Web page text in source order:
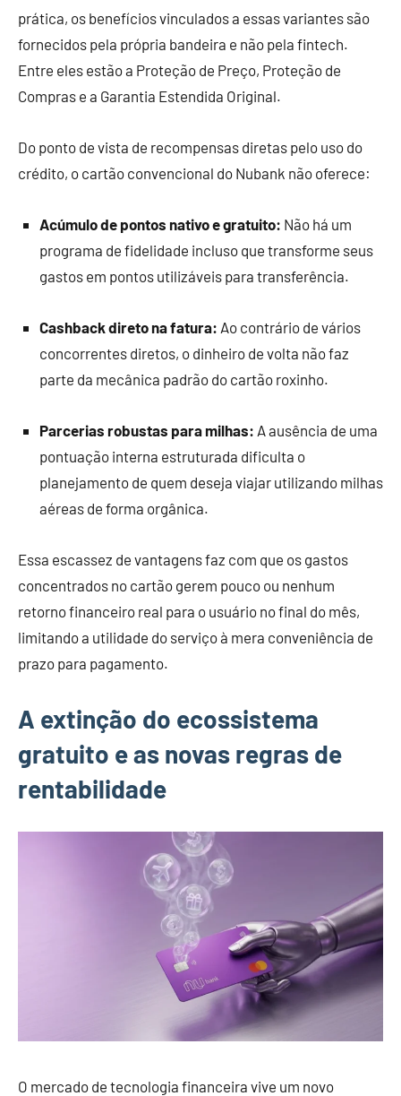
prática, os benefícios vinculados a essas variantes são
fornecidos pela própria bandeira e não pela fintech.
Entre eles estão a Proteção de Preço, Proteção de
Compras e a Garantia Estendida Original.
Do ponto de vista de recompensas diretas pelo uso do
crédito, o cartão convencional do Nubank não oferece:
Acúmulo de pontos nativo e gratuito: Não há um
programa de fidelidade incluso que transforme seus
gastos em pontos utilizáveis para transferência.
Cashback direto na fatura: Ao contrário de vários
concorrentes diretos, o dinheiro de volta não faz
parte da mecânica padrão do cartão roxinho.
Parcerias robustas para milhas: A ausência de uma
pontuação interna estruturada dificulta o
planejamento de quem deseja viajar utilizando milhas
aéreas de forma orgânica.
Essa escassez de vantagens faz com que os gastos
concentrados no cartão gerem pouco ou nenhum
retorno financeiro real para o usuário no final do mês,
limitando a utilidade do serviço à mera conveniência de
prazo para pagamento.
A extinção do ecossistema
gratuito e as novas regras de
rentabilidade
O mercado de tecnologia financeira vive um novo